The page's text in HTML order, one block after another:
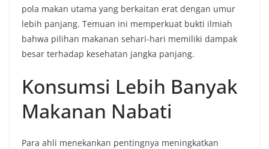
pola makan utama yang berkaitan erat dengan umur
lebih panjang. Temuan ini memperkuat bukti ilmiah
bahwa pilihan makanan sehari-hari memiliki dampak
besar terhadap kesehatan jangka panjang.
Konsumsi Lebih Banyak
Makanan Nabati
Para ahli menekankan pentingnya meningkatkan